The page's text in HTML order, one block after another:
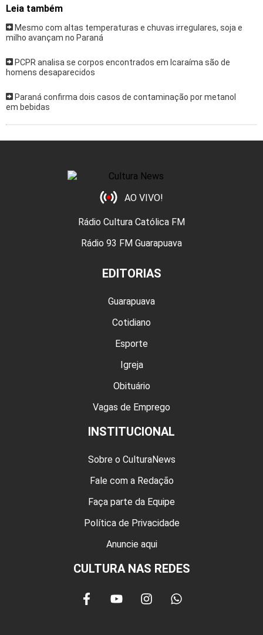
Leia também
Mesmo com altas temperaturas e chuvas irregulares, soja e
milho avançam no Paraná
PCPR analisa se corpos encontrados em Icaraíma são de
homens desaparecidos
Paraná confirma dois casos de contaminação por metanol
em bebidas
AO VIVO!
Rádio Cultura Católica FM
Rádio 93 FM Guarapuava
EDITORIAS
Guarapuava
Cotidiano
Esporte
Igreja
Obituário
Vagas de Emprego
INSTITUCIONAL
Sobre o CulturaNews
Fale com a Redação
Faça parte da Equipe
Política de Privacidade
Anuncie aqui
CULTURA NAS REDES